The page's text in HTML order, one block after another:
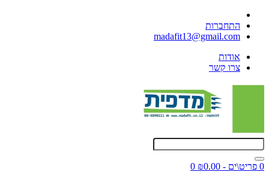
התחברות
madafit13@gmail.com
אודות
צרו קשר
0 פריט\ים - ₪0.00
0